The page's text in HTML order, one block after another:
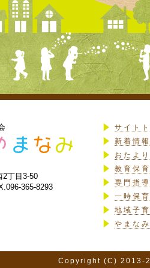
2丁目3-50
365-8293
サイト
新着情報
おたより
教育保
専門指
一時保育
地域子
やまな
Copyright (C) 2013-